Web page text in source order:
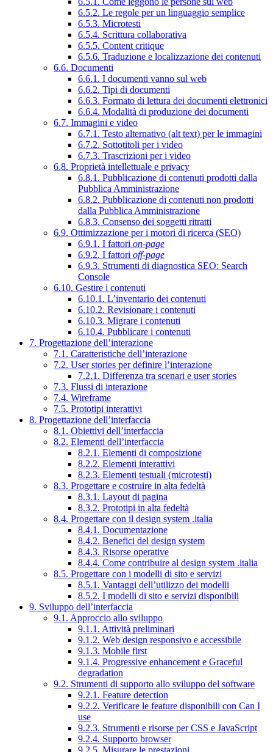
6.5.2. Le regole per un linguaggio semplice
6.5.3. Microtesti
6.5.4. Scrittura collaborativa
6.5.5. Content critique
6.5.6. Traduzione e localizzazione dei contenuti
6.6. Documenti
6.6.1. I documenti vanno sul web
6.6.2. Tipi di documenti
6.6.3. Formato di lettura dei documenti elettronici
6.6.4. Modalità di produzione dei documenti
6.7. Immagini e video
6.7.1. Testo alternativo (alt text) per le immagini
6.7.2. Sottotitoli per i video
6.7.3. Trascrizioni per i video
6.8. Proprietà intellettuale e privacy
6.8.1. Pubblicazione di contenuti prodotti dalla
Pubblica Amministrazione
6.8.2. Pubblicazione di contenuti non prodotti
dalla Pubblica Amministrazione
6.8.3. Consenso dei soggetti ritratti
6.9. Ottimizzazione per i motori di ricerca (SEO)
6.9.1. I fattori on-page
6.9.2. I fattori off-page
6.9.3. Strumenti di diagnostica SEO: Search
Console
6.10. Gestire i contenuti
6.10.1. L’inventario dei contenuti
6.10.2. Revisionare i contenuti
6.10.3. Migrare i contenuti
6.10.4. Pubblicare i contenuti
7. Progettazione dell’interazione
7.1. Caratteristiche dell’interazione
7.2. User stories per definire l’interazione
7.2.1. Differenza tra scenari e user stories
7.3. Flussi di interazione
7.4. Wireframe
7.5. Prototipi interattivi
8. Progettazione dell’interfaccia
8.1. Obiettivi dell’interfaccia
8.2. Elementi dell’interfaccia
8.2.1. Elementi di composizione
8.2.2. Elementi interattivi
8.2.3. Elementi testuali (microtesti)
8.3. Progettare e costruire in alta fedeltà
8.3.1. Layout di pagina
8.3.2. Prototipi in alta fedeltà
8.4. Progettare con il design system .italia
8.4.1. Documentazione
8.4.2. Benefici del design system
8.4.3. Risorse operative
8.4.4. Come contribuire al design system .italia
8.5. Progettare con i modelli di sito e servizi
8.5.1. Vantaggi dell’utilizzo dei modelli
8.5.2. I modelli di sito e servizi disponibili
9. Sviluppo dell’interfaccia
9.1. Approccio allo sviluppo
9.1.1. Attività preliminari
9.1.2. Web design responsivo e accessibile
9.1.3. Mobile first
9.1.4. Progressive enhancement e Graceful
degradation
9.2. Strumenti di supporto allo sviluppo del software
9.2.1. Feature detection
9.2.2. Verificare le feature disponibili con Can I
use
9.2.3. Strumenti e risorse per CSS e JavaScript
9.2.4. Supporto browser
9.2.5. Misurare le prestazioni